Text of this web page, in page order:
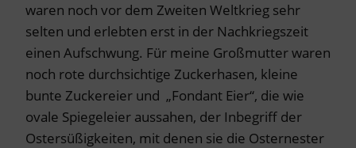
waren noch vor dem Zweiten Weltkrieg sehr
selten und erlebten erst in der Nachkriegszeit
einen Aufschwung. Für meine Großmutter waren
noch rote durchsichtige Zuckerhasen, kleine
bunte Zuckereier und „Fondant Eier“, die wie
ovale Spiegeleier aussahen, der Inbegriff der
Ostersüßigkeiten, mit denen sie die Osternester